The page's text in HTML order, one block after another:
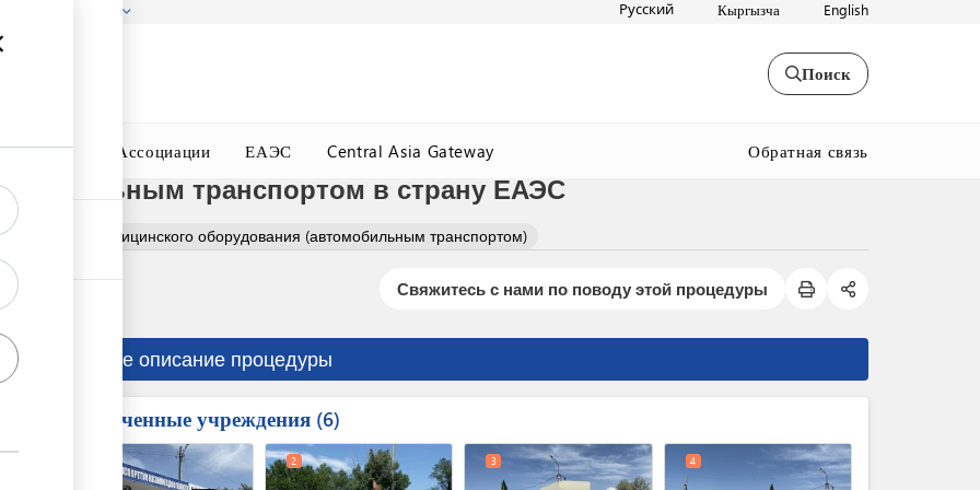
Русский Кыргызча English
Поиск
Окна Ассоциации ЕАЭС Central Asia Gateway Обратная связь
транспортом в страну ЕАЭС
медицинского оборудования (автомобильным транспортом)
Свяжитесь с нами по поводу этой процедуры
Краткое описание процедуры
Вовлеченные учреждения 6
expand_less
2 3 4